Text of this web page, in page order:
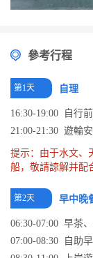
參考行程
第1天 自理
16:30-19:00 自行
21:00-21:30 遊輪
提示：由于水文、
船，敬請諒解并配
第2天 早中晚
06:30-07:00 早茶
07:00-08:30 自助